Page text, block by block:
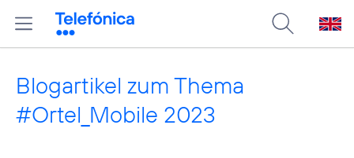
Blogartikel zum Thema
#Ortel_Mobile 2023